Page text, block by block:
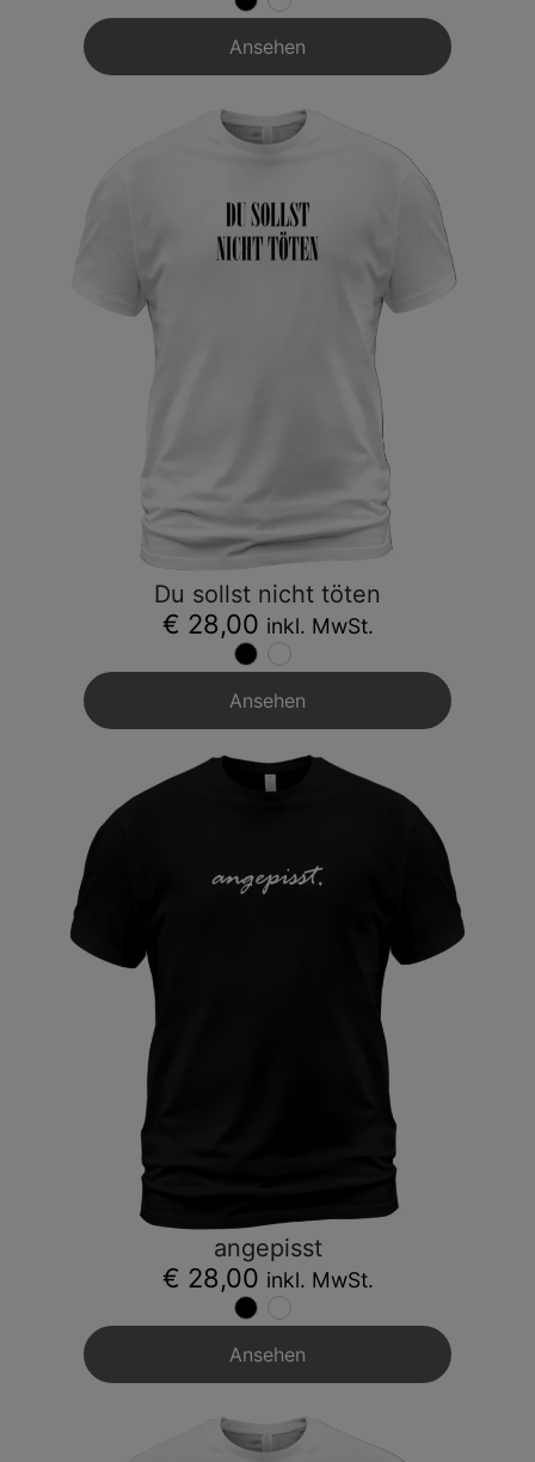
Ansehen
Du sollst nicht töten
€ 28,00 inkl. MwSt.
Ansehen
angepisst
€ 28,00 inkl. MwSt.
Ansehen